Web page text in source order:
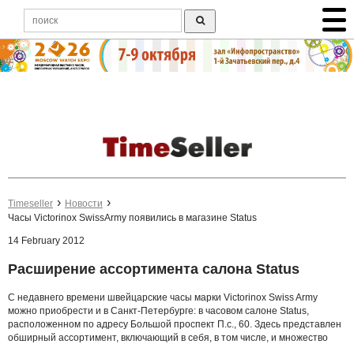
Timeseller
Новости
Часы Victorinox SwissArmy появились в магазине Status
14 February 2012
Расширение ассортимента салона Status
С недавнего времени швейцарские часы марки Victorinox Swiss Army
можно приобрести и в Санкт-Петербурге: в часовом салоне Status,
расположенном по адресу Большой проспект П.с., 60. Здесь представлен
обширный ассортимент, включающий в себя, в том числе, и множество